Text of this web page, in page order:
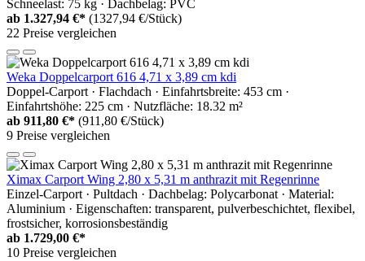
Schneelast: 75 kg · Dachbelag: PVC
ab 1.327,94 €* (1327,94 €/Stück)
22 Preise vergleichen
Weka Doppelcarport 616 4,71 x 3,89 cm kdi
Doppel-Carport · Flachdach · Einfahrtsbreite: 453 cm ·
Einfahrtshöhe: 225 cm · Nutzfläche: 18.32 m²
ab 911,80 €* (911,80 €/Stück)
9 Preise vergleichen
Ximax Carport Wing 2,80 x 5,31 m anthrazit mit Regenrinne
Einzel-Carport · Pultdach · Dachbelag: Polycarbonat · Material:
Aluminium · Eigenschaften: transparent, pulverbeschichtet, flexibel,
frostsicher, korrosionsbeständig
ab 1.729,00 €*
10 Preise vergleichen